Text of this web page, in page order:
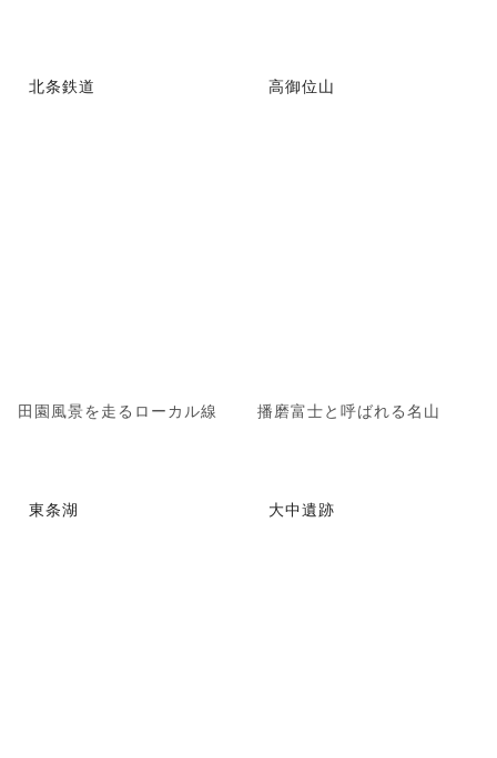
北条鉄道
田園風景を走るローカル線
高御位山
播磨富士と呼ばれる名山
東条湖 大中遺跡